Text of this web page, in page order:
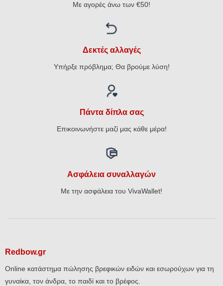
Με αγορές άνω των €50!
Δεκτές αλλαγές
Υπήρξε πρόβλημα; Θα βρούμε λύση!
Πάντα δίπλα σας
Επικοινωνήστε μαζί μας κάθε μέρα!
Ασφάλεια συναλλαγών
Με την ασφάλεια του VivaWallet!
Redbow.gr
Online κατάστημα πώλησης βρεφικών ειδών και εσωρούχων για τη
γυναίκα, τον άνδρα, το παιδί και το βρέφος.